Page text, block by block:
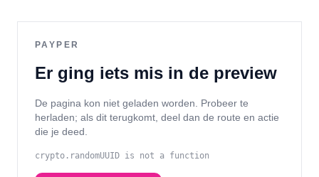
PAYPER
Er ging iets mis in de preview
De pagina kon niet geladen worden. Probeer te
herladen; als dit terugkomt, deel dan de route en actie
die je deed.
crypto.randomUUID is not a function